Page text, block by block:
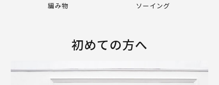
編み物 ソーイング
初めての方へ